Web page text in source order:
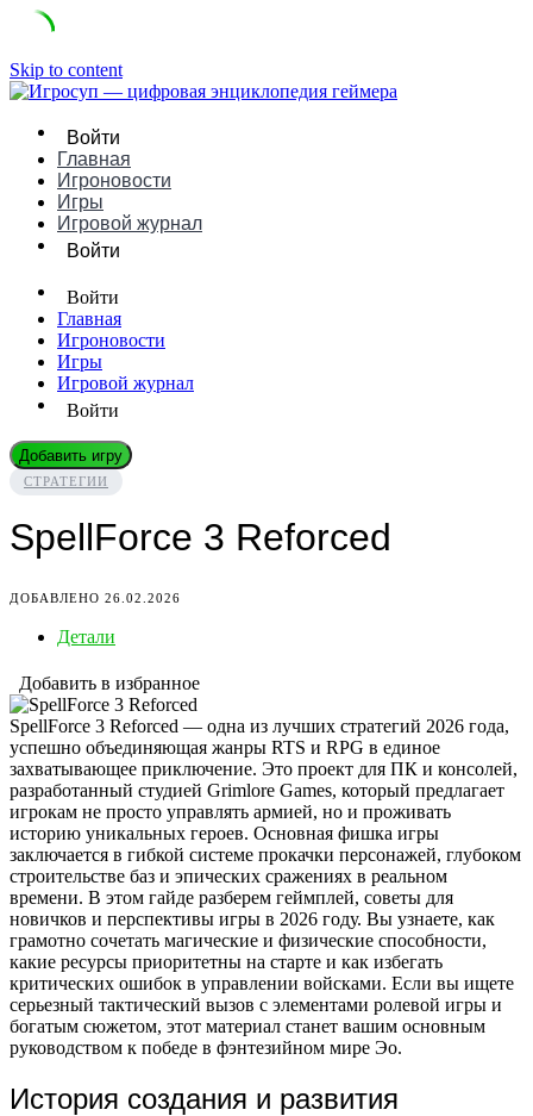
Skip to content
Войти
Главная
Игроновости
Игры
Игровой журнал
Войти
Войти
Главная
Игроновости
Игры
Игровой журнал
Войти
Добавить игру
СТРАТЕГИИ
SpellForce 3 Reforced
ДОБАВЛЕНО 26.02.2026
Детали
Добавить в избранное
SpellForce 3 Reforced — одна из лучших стратегий 2026 года,
успешно объединяющая жанры RTS и RPG в единое
захватывающее приключение. Это проект для ПК и консолей,
разработанный студией Grimlore Games, который предлагает
игрокам не просто управлять армией, но и проживать
историю уникальных героев. Основная фишка игры
заключается в гибкой системе прокачки персонажей, глубоком
строительстве баз и эпических сражениях в реальном
времени. В этом гайде разберем геймплей, советы для
новичков и перспективы игры в 2026 году. Вы узнаете, как
грамотно сочетать магические и физические способности,
какие ресурсы приоритетны на старте и как избегать
критических ошибок в управлении войсками. Если вы ищете
серьезный тактический вызов с элементами ролевой игры и
богатым сюжетом, этот материал станет вашим основным
руководством к победе в фэнтезийном мире Эо.
История создания и развития